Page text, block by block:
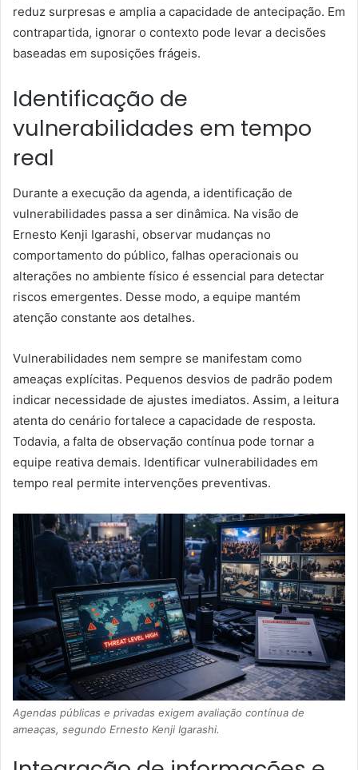
reduz surpresas e amplia a capacidade de antecipação. Em
contrapartida, ignorar o contexto pode levar a decisões
baseadas em suposições frágeis.
Identificação de
vulnerabilidades em tempo
real
Durante a execução da agenda, a identificação de
vulnerabilidades passa a ser dinâmica. Na visão de
Ernesto Kenji Igarashi, observar mudanças no
comportamento do público, falhas operacionais ou
alterações no ambiente físico é essencial para detectar
riscos emergentes. Desse modo, a equipe mantém
atenção constante aos detalhes.
Vulnerabilidades nem sempre se manifestam como
ameaças explícitas. Pequenos desvios de padrão podem
indicar necessidade de ajustes imediatos. Assim, a leitura
atenta do cenário fortalece a capacidade de resposta.
Todavia, a falta de observação contínua pode tornar a
equipe reativa demais. Identificar vulnerabilidades em
tempo real permite intervenções preventivas.
Agendas públicas e privadas exigem avaliação contínua de
ameaças, segundo Ernesto Kenji Igarashi.